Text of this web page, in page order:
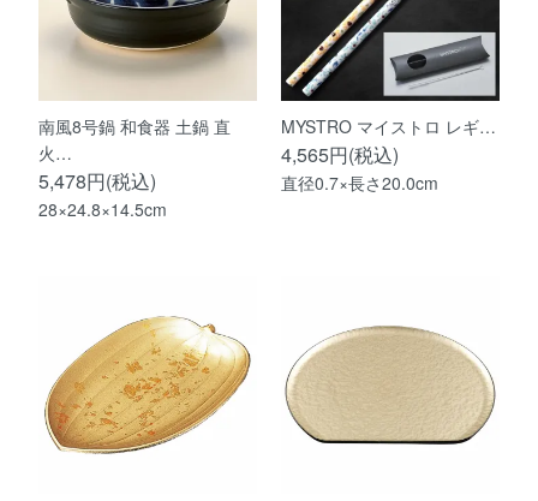
南風8号鍋 和食器 土鍋 直
火…
5,478円(税込)
28×24.8×14.5cm
MYSTRO マイストロ レギ…
4,565円(税込)
直径0.7×長さ20.0cm